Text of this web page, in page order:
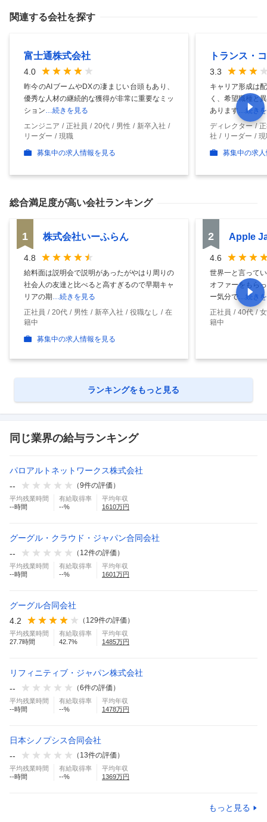
関連する会社を探す
富士通株式会社
4.0
昨今のAIブームやDXの凄まじい台頭もあり、
優秀な人材の継続的な獲得が非常に重要なミッ
ション…続きを見る
エンジニア
正社員 20代 男性
新卒入社
リーダー
現職
募集中の求人情報を見る
トランス・
3.3
キャリア形成は
く、希望職種と
あります …続き
ディレクター
社
リーダー
募集中の求
総合満足度が高い会社ランキング
1 株式会社いーふらん
4.8
給料面は説明会で説明があったがやはり周りの
社会人の友達と比べると高すぎるので早期キャ
リアの期…続きを見る
正社員
20代 男性 新卒入社 役職なし
在
籍中
募集中の求人情報を見る
2 Apple
4.6
世界一と言って
オファーをもら
ー気分で…続き
正社員
40代
籍中
ランキングをもっと見る
同じ業界の給与ランキング
パロアルトネットワークス株式会社
--
（9件の評価）
平均残業時間
--時間
有給取得率
--%
平均年収
1610万円
グーグル・クラウド・ジャパン合同会社
--
（ 12件の評価）
平均残業時間
--時間
有給取得率
--%
平均年収
1601万円
グーグル合同会社
4.2
（ 129件の評価）
平均残業時間
27.7時間
有給取得率
42.7%
平均年収
1485万円
リフィニティブ・ジャパン株式会社
--
（6件の評価）
平均残業時間
--時間
有給取得率
--%
平均年収
1478万円
日本シノプシス合同会社
--
（ 13件の評価）
平均残業時間
--時間
有給取得率
--%
平均年収
1369万円
もっと見る